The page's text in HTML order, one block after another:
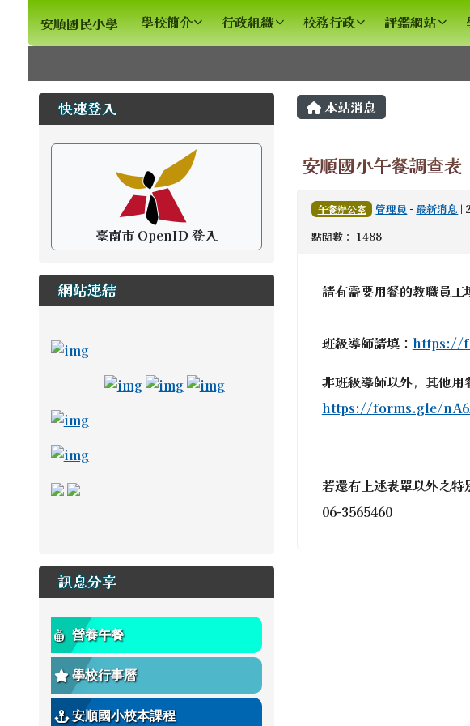
跳至主內容區
安順國民小學
導覽列安順國民小學 學校簡介 行政組織 校務行政 評鑑網站
左邊區域內容
快速登入
臺南市 OpenID 登入
網站連結
link to https://newstd.tn.edu.tw \_blank
link to http://course.tn.edu.tw/school.aspx?sch=213626
link to http://www2.tn.edu.tw/hlearning/Index.html \_blank
link to https://adl.edu.tw/ \_blank
link to https://drive.google.com/file/d/
link to https://adl.edu.tw/hero/
link to https://read.tn.edu.tw/ _blank
link to https://estdpassport.tn.edu.tw/StdResetPW.aspx
link to https://saaassessment.ntcu.edu.tw/ExamRelease
link to https://tbeerc.tn.edu.tw/ \_blank
link to https://main.asps.tn.edu.tw/uploads/tadnews/image/
訊息分享
營養午餐
學校行事曆
安順國小校本課程
主內容區域
本站消息
安順國小午餐調查表
午餐辦公室 管理員 - 最新消息 |
點閱數： 1488
請有需要用餐的教職員工
班級導師請填： https://
非班級導師以外，其他用
https://forms.gle/
若還有上述表單以外之特
06-3565460
頁尾區域